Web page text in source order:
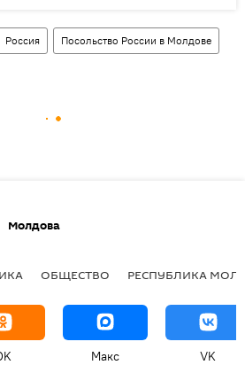
Россия Посольство России в Молдове
Молдова
ОБЩЕСТВО РЕСПУБЛИКА
Макс VK